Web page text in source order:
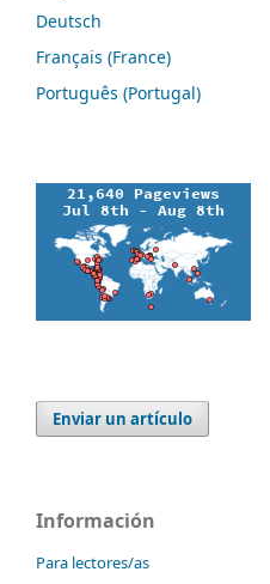
Deutsch
Français (France)
Português (Portugal)
Enviar un artículo
Información
Para lectores/as